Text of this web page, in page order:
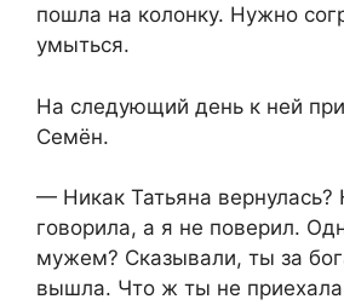
пошла на колонку. Нужно
умыться.
На следующий день к ней
Семён.
— Никак Татьяна
говорила, а я не поверил.
мужем? Сказывали, ты за
вышла. Что ж ты не